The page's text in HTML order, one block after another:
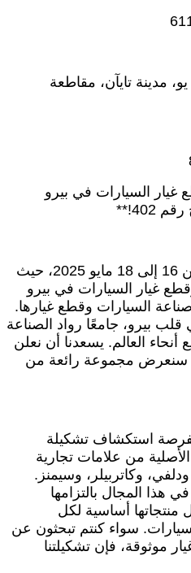
دونغ يو، مدينة تايآن، مقاطعة
السيارات في بيرو
ضعوا علامة على تقويمكم من 16 إلى 18 مايو 2025، حيث
غيار السيارات في بيرو
السيارات وقطع غيارها.
بيرو، جامعًا رواد الصناعة
العالم. يسعدنا أن نعلن
هو 402، حيث سنعرض مجموعة رائعة من
استكشاف تشكيلة
من علامات تجارية
وكاتربيلر، وسيمنز.
هذا المجال بالتزامها
منتجاتها أساسية لكل
سواء كنتم تبحثون عن
موثوقة، فإن تشكيلتنا